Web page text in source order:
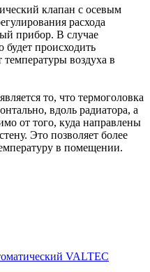
клапан с осевым
расхода
прибор. В случае
будет происходить
температуры воздуха в
то, что термоголовка
вдоль радиатора, а
от того, куда направлены
Это позволяет более
в помещении.
VALTEC